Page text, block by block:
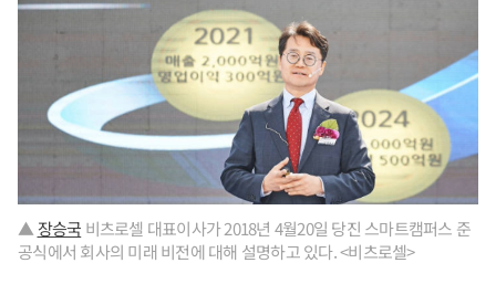
▲ 장승국 비츠로셀 대표이사가 2018년 4월20일 당진 스마트캠퍼스 준
공식에서 회사의 미래 비전에 대해 설명하고 있다. <비츠로셀>